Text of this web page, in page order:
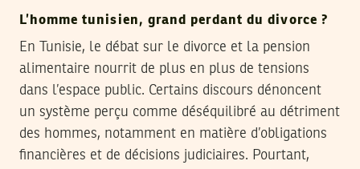
L’homme tunisien, grand perdant du divorce ?
En Tunisie, le débat sur le divorce et la pension
alimentaire nourrit de plus en plus de tensions
dans l’espace public. Certains discours dénoncent
un système perçu comme déséquilibré au détriment
des hommes, notamment en matière d’obligations
financières et de décisions judiciaires. Pourtant,